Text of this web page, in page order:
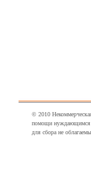
© 2010
помощи нуждающимся
для сбора не